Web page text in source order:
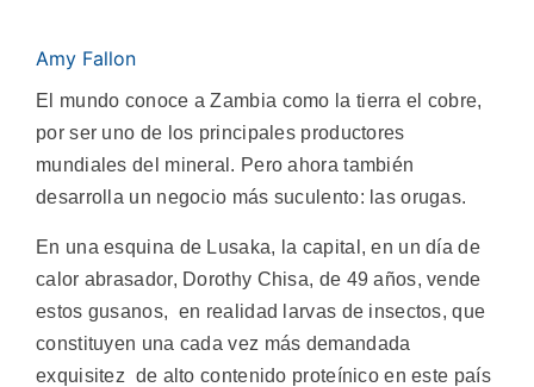
Amy Fallon
El mundo conoce a Zambia como la tierra el cobre,
por ser uno de los principales productores
mundiales del mineral. Pero ahora también
desarrolla un negocio más suculento: las orugas.
En una esquina de Lusaka, la capital, en un día de
calor abrasador, Dorothy Chisa, de 49 años, vende
estos gusanos, en realidad larvas de insectos, que
constituyen una cada vez más demandada
exquisitez de alto contenido proteínico en este país